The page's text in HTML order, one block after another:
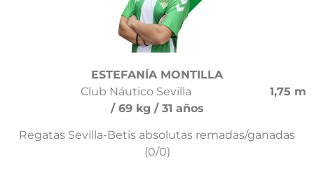
ESTEFANÍA MONTILLA
Club Náutico Sevilla 1,75 m
/ 69 kg / 31 años
Regatas Sevilla-Betis absolutas remadas/ganadas
(0/0)